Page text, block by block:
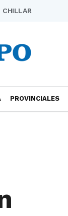
CHILLAR
PROVINCIALES